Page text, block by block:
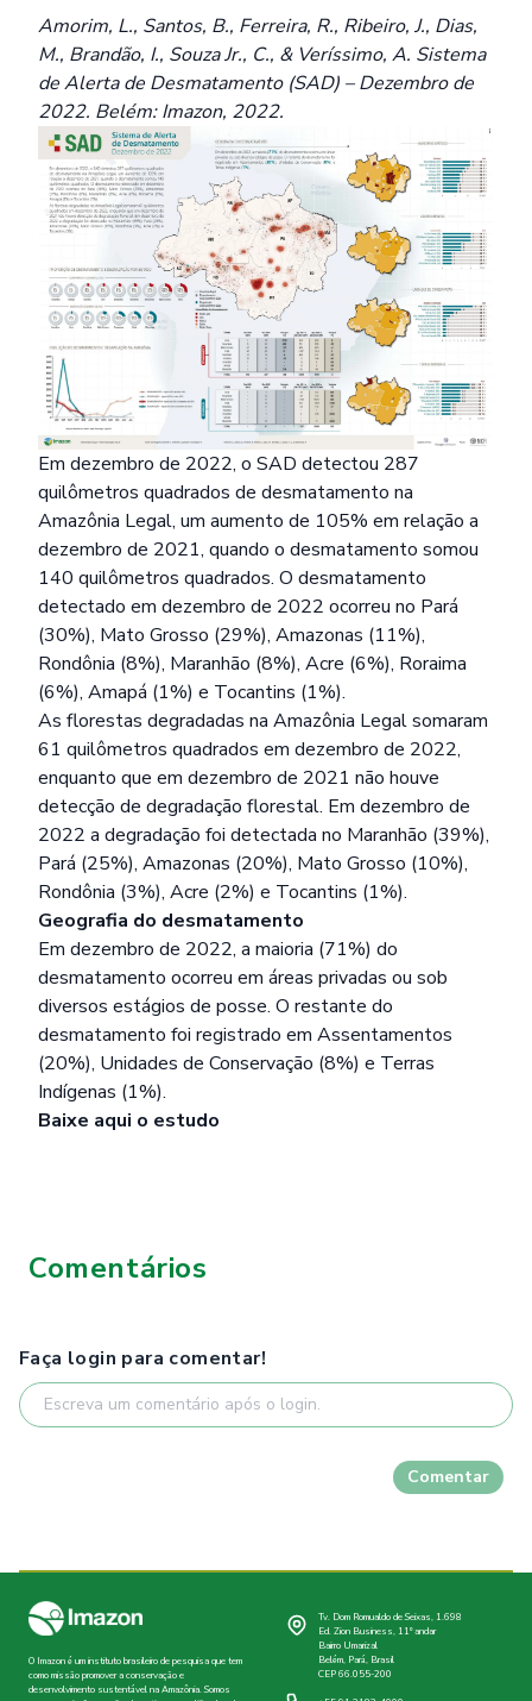
Amorim, L., Santos, B., Ferreira, R., Ribeiro, J., Dias,
M., Brandão, I., Souza Jr., C., & Veríssimo, A. Sistema
de Alerta de Desmatamento (SAD) – Dezembro de
2022. Belém: Imazon, 2022.
Em dezembro de 2022, o SAD detectou 287
quilômetros quadrados de desmatamento na
Amazônia Legal, um aumento de 105% em relação a
dezembro de 2021, quando o desmatamento somou
140 quilômetros quadrados. O desmatamento
detectado em dezembro de 2022 ocorreu no Pará
(30%), Mato Grosso (29%), Amazonas (11%),
Rondônia (8%), Maranhão (8%), Acre (6%), Roraima
(6%), Amapá (1%) e Tocantins (1%).
As florestas degradadas na Amazônia Legal somaram
61 quilômetros quadrados em dezembro de 2022,
enquanto que em dezembro de 2021 não houve
detecção de degradação florestal. Em dezembro de
2022 a degradação foi detectada no Maranhão (39%),
Pará (25%), Amazonas (20%), Mato Grosso (10%),
Rondônia (3%), Acre (2%) e Tocantins (1%).
Geografia do desmatamento
Em dezembro de 2022, a maioria (71%) do
desmatamento ocorreu em áreas privadas ou sob
diversos estágios de posse. O restante do
desmatamento foi registrado em Assentamentos
(20%), Unidades de Conservação (8%) e Terras
Indígenas (1%).
Baixe aqui o estudo
Comentários
Faça login para comentar!
Comentar
O Imazon é um instituto brasileiro de pesquisa que tem
como missão promover a conservação e
desenvolvimento sustentável na Amazônia. Somos
Tv. Dom Romualdo de Seixas, 1.698
Ed. Zion Business, 11º andar
Bairro Umarizal
Belém, Pará, Brasil
CEP 66.055-200